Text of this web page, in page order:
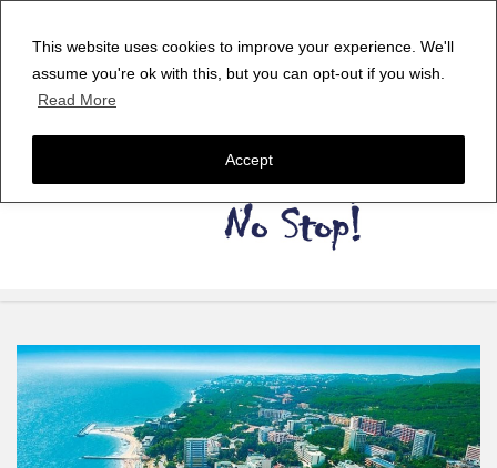
This website uses cookies to improve your experience. We'll
assume you're ok with this, but you can opt-out if you wish.
Read More
Accept